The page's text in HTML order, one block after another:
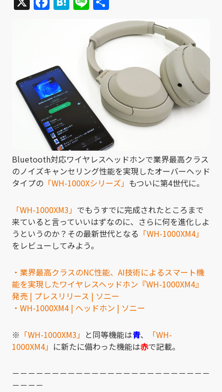
有
Bluetooth対応ワイヤレスヘッドホンで業界最高クラス
のノイズキャンセリング性能を実現したオーバーヘッド
タイプの 「WH-1000Xシリーズ」 もついに第4世代に。
「WH-1000XM3」 でもうすでに完成されたところまで
来ていると言っていいはずなのに、さらに何を進化しよ
うというのか？その最新世代となる 「WH-1000XM4」
をレビューしてみよう。
・ 業界最高クラスのNC性能、AI技術によるスマート機
能を実現したワイヤレスヘッドホン『WH-1000XM4』
発売 | プレスリリース | ソニー
・WH-1000XM4 | ヘッドホン | ソニー
※ 「WH-1000XM3」 と同等機能は青、
「WH-
1000XM4」 に新たに備わった機能は赤で記載。
－－－－－－－－－－－－－－－－－－－－－－－－－
－－－－